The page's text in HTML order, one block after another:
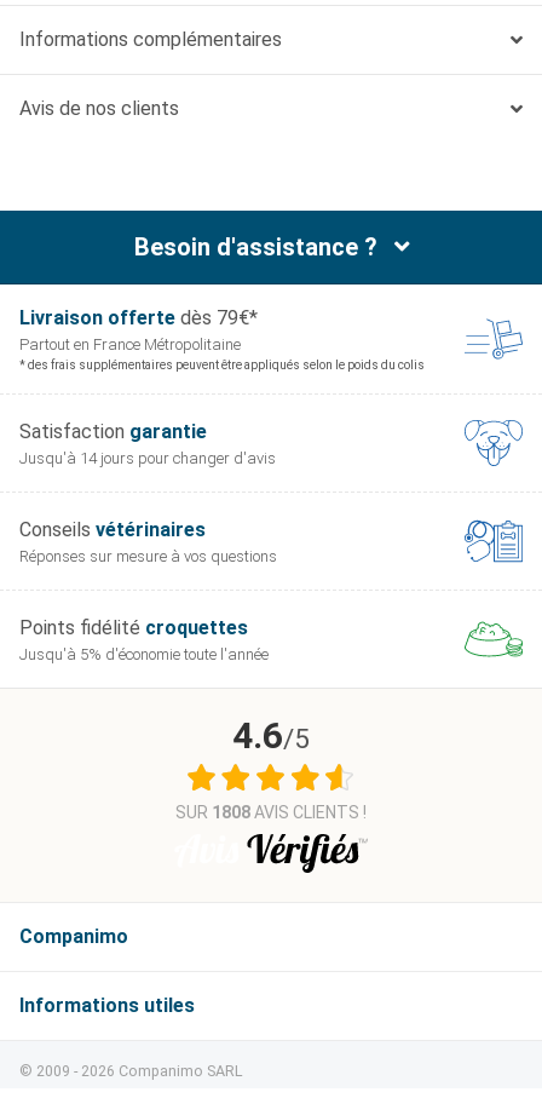
Informations complémentaires
Avis de nos clients
Besoin d'assistance ?
Livraison offerte dès 79€*
Partout en France Métropolitaine
* des frais supplémentaires peuvent être appliqués selon le poids du colis
Satisfaction garantie
Jusqu'à 14 jours pour changer d'avis
Conseils vétérinaires
Réponses sur mesure à vos questions
Points fidélité croquettes
Jusqu'à 5% d'économie toute l'année
Companimo
Informations
4.6/5
SUR 1808AVIS CLIENTS !
© 2009 - 2026 Companimo SARL